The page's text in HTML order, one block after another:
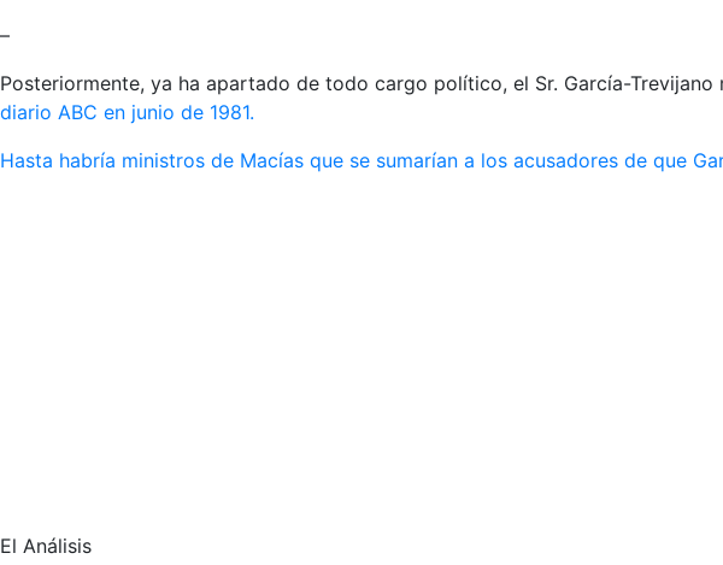
–
Posteriormente, ya ha apartado de todo cargo político, el Sr. García-
diario ABC en junio de 1981.
Hasta habría ministros de Macías que se sumarían a los acusadores de que
El Análisis